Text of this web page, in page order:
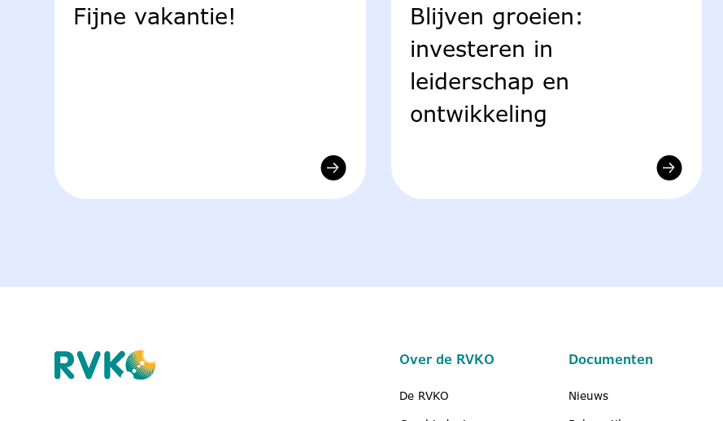
Fijne vakantie!
Blijven groeien:
investeren in
leiderschap en
ontwikkeling
Over de RVKO
De RVKO
Documenten
Nieuws